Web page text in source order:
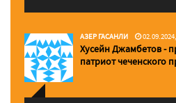
АЗЕР ГАСАНЛИ
Хусейн Джамбетов -
патриот чеченского